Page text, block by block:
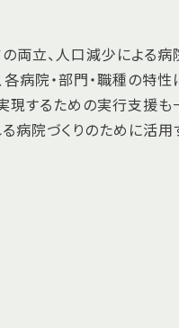
両立、人口減少による
病院・部門・職種の特
するための実行支援も
病院づくりのために活用